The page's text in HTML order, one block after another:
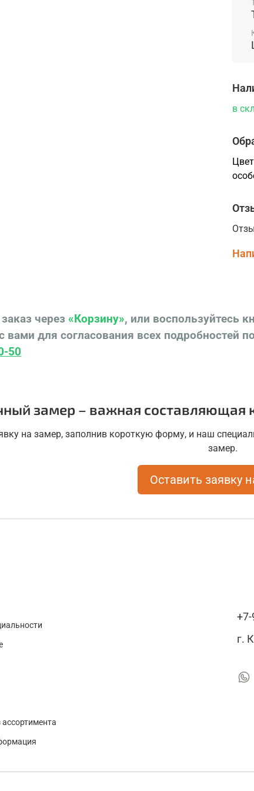
в
через «Корзину», или воспользуйтесь
вами для согласования всех подробностей
50
замер – важная составляющая
на замер, заполнив короткую форму, и наш
замер.
Оставить заявку
г.